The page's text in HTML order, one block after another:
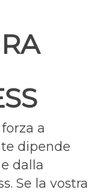
a
dipende
dalla
Se la vostra